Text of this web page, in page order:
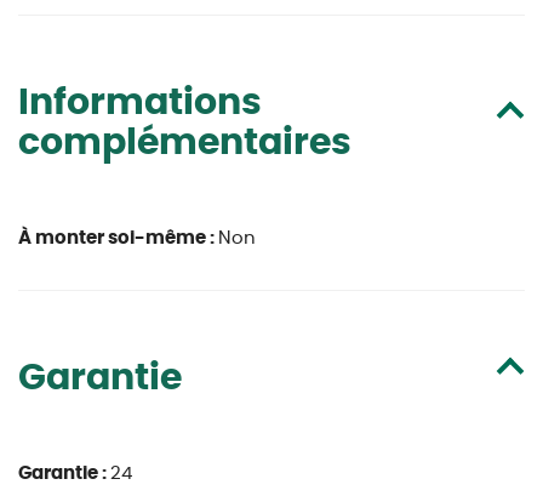
Informations
complémentaires
À monter soi-même : Non
Garantie
Garantie : 24